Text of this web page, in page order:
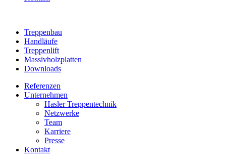
Treppenbau
Handläufe
Treppenlift
Massivholzplatten
Downloads
Referenzen
Unternehmen
Hasler Treppentechnik
Netzwerke
Team
Karriere
Presse
Kontakt